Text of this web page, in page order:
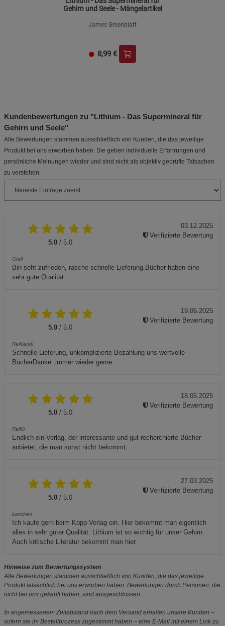
Gehirn und Seele - Mängelartikel
James Greenblatt
8,99 €
Kundenbewertungen zu "Lithium - Das Supermineral für
Gehirn und Seele"
Alle Bewertungen stammen ausschließlich von Kunden, die das jeweilige
Produkt bei uns erworben haben. Sie geben individuelle Erfahrungen und
persönliche Meinungen wieder und sind nicht als objektiv geprüfte Tatsachen
zu verstehen.
5.0 / 5.0
Grall
Bin seht zufrieden, rasche schnelle Lieferung.Bücher haben eine
sehr gute Qualität
03.12.2025
Verifizierte Bewertung
5.0 / 5.0
Reikiandi
Schnelle Lieferung, unkomplizierte Bezahlung uns wertvolle
BücherDanke ,immer wieder gerne
19.06.2025
Verifizierte Bewertung
5.0 / 5.0
Ralfi0
Endlich ein Verlag, der interessante und gut recherchierte Bücher
anbietet, die man sonst nicht bekommt.
18.05.2025
Verifizierte Bewertung
5.0 / 5.0
luetchen
Ich kaufe gern beim Kopp-Verlag ein. Hier bekommt man eigentlich
alles in sehr guter Qualität. Lithium ist so wichtig für unser Gehirn.
Auch kritische Literatur bekommt man hier.
27.03.2025
Verifizierte Bewertung
Hinweise zum Bewertungssystem
Alle Bewertungen stammen ausschließlich von Kunden, die das jeweilige
Produkt tatsächlich bei uns erworben haben. Bewertungen durch Personen, die
nicht bei uns gekauft haben, sind ausgeschlossen.
In angemessenem Zeitabstand nach dem Versand erhalten unsere Kunden –
sofern sie im Bestellprozess zugestimmt haben – eine E-Mail mit einem Link zu